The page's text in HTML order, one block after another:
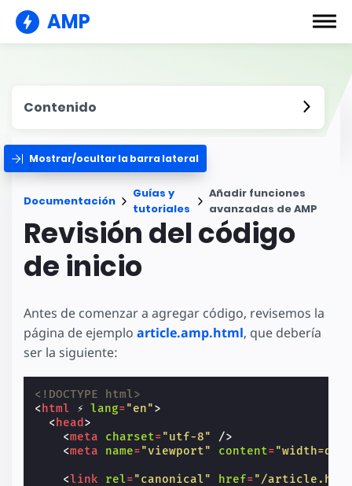
AMP
Contenido
Mostrar/ocultar la barra lateral
Documentación
Guías y
tutoriales
Añadir funciones
avanzadas de AMP
Revisión del código
de inicio
Antes de comenzar a agregar código, revisemos la
página de ejemplo article.amp.html, que debería
ser la siguiente:
<!DOCTYPE html>
< html ⚡ lang="en">
< head >
<meta charset="utf-8"
/>
<meta name="viewport" content=
<link rel="canonical" href="/